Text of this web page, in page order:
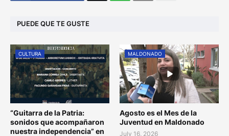
PUEDE QUE TE GUSTE
CULTURA
“Guitarra de la Patria:
sonidos que acompañaron
nuestra independencia” en
MALDONADO
Agosto es el Mes de la
Juventud en Maldonado
July 16, 2026